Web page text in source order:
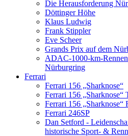
Die Herausforderung
Döttinger Höhe
Klaus Ludwig
Frank Stippler
Eve Scheer
Grands Prix auf dem
ADAC-1000-km-
Nürburgring
Ferrari
Ferrari 156 „Sharknose“
Ferrari 156 „Sharknose“
Ferrari 156 „Sharknose“
Ferrari 246SP
Dan Setford -
historische Sport- &